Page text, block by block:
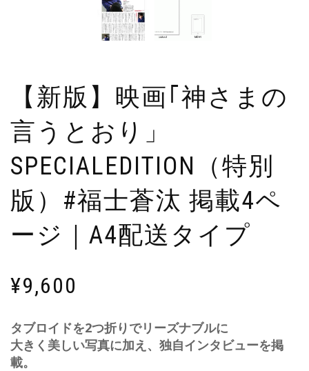
【新版】映画｢神さまの
言うとおり」
SPECIALEDITION（特別
版）#福士蒼汰 掲載4ペ
ージ｜A4配送タイプ
¥9,600
タブロイドを2つ折りでリーズナブルに
大きく美しい写真に加え、独自インタビューを掲
載。